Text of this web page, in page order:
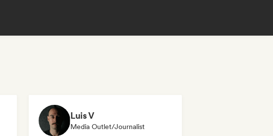
Luis V
Media Outlet/Journalist